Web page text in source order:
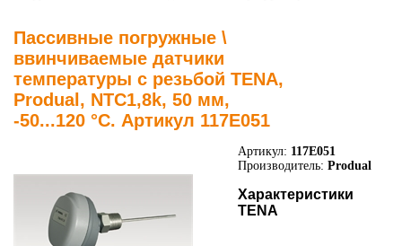
Пассивные погружные \
ввинчиваемые датчики
температуры с резьбой TENA,
Produal, NTC1,8k, 50 мм,
-50...120 °C. Артикул 117E051
Артикул: 117E051
Производитель: Produal
Характеристики
TENA